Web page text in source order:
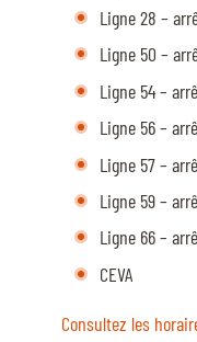
PHOTOS
PHOTOS
PODCAST
DÉPARTS &
Ligne 28 –
Ligne 50 –
Ligne 54 –
Ligne 56 –
Ligne 57 –
Ligne 59 –
Ligne 66 –
CEVA
Consultez les